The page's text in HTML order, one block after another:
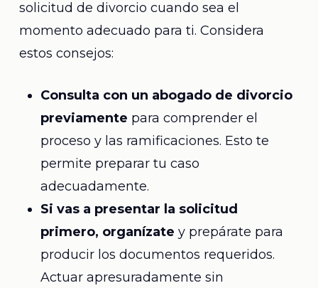
solicitud de divorcio cuando sea el
momento adecuado para ti. Considera
estos consejos:
Consulta con un abogado de divorcio
previamente para comprender el
proceso y las ramificaciones. Esto te
permite preparar tu caso
adecuadamente.
Si vas a presentar la solicitud
primero, organízate y prepárate para
producir los documentos requeridos.
Actuar apresuradamente sin